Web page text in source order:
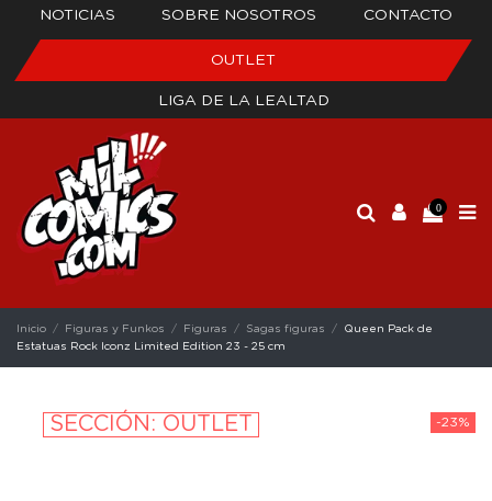
NOTICIAS SOBRE NOSOTROS CONTACTO
OUTLET
LIGA DE LA LEALTAD
0
Inicio Figuras y Funkos Figuras Sagas figuras
Queen Pack de
Estatuas Rock Iconz Limited Edition 23 - 25 cm
-23%
SECCIÓN: OUTLET